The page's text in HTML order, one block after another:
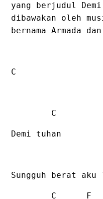
yang berjudul
dibawakan oleh
bernama Armada
C
C
Demi tuhan
Sungguh berat
C F